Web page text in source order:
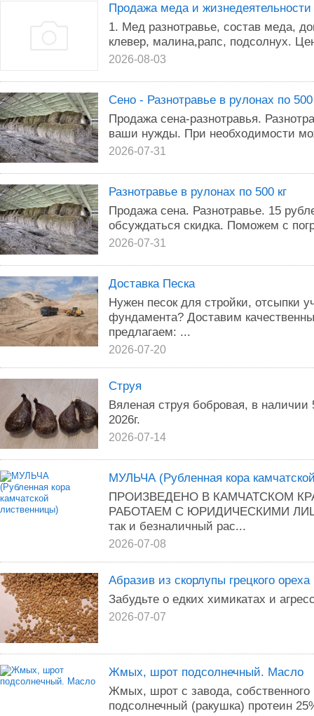
Продажа меда и жизнедеятельности
1. Мед разнотравье, состав меда,
клевер, малина,рапс, подсолнух.
2026-08-03
Сено - Разнотравье в рулонах по 500
Продажа сена-разнотравья.
ваши нужды. При необходимости
2026-07-31
Разнотравье в рулонах по 500 кг
Продажа сена. Разнотравье. 15
обсуждаться скидка. Поможем с
2026-07-31
Доставка Песка
Нужен песок для стройки, отсыпки
фундамента? Доставим
предлагаем: ...
2026-07-20
Струя
Вяленая струя бобровая, в
2026г.
2026-07-14
МУЛЬЧА (Рубленная кора
ПРОИЗВЕДЕНО В КАМЧАТСКОМ
РАБОТАЕМ С ЮРИДИЧЕСКИМИ
так и безналичный рас...
2026-07-08
Абразив из скорлупы грецкого ореха
Забудьте о едких химикатах и
2026-07-07
Жмых, шрот подсолнечный. Масло
Жмых, шрот с завода,
подсолнечный (ракушка) протеин